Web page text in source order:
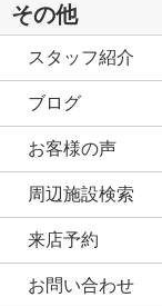
その他
スタッフ紹介
ブログ
お客様の声
周辺施設検索
来店予約
お問い合わせ